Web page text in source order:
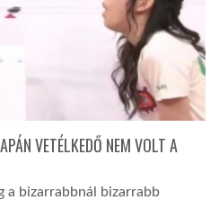
VETÉLKEDŐ NEM VOLT A
a bizarrabbnál bizarrabb